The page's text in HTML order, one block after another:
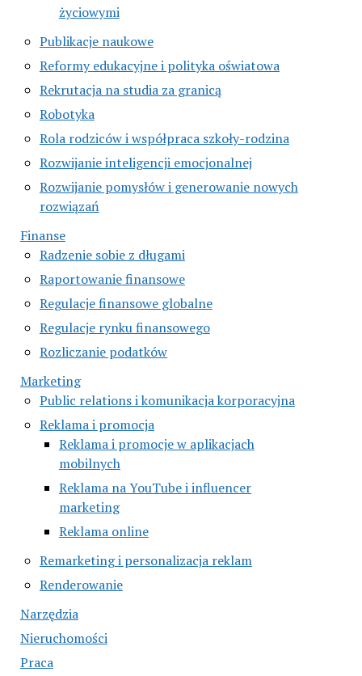
życiowymi
Publikacje naukowe
Reformy edukacyjne i polityka oświatowa
Rekrutacja na studia za granicą
Robotyka
Rola rodziców i współpraca szkoły-rodzina
Rozwijanie inteligencji emocjonalnej
Rozwijanie pomysłów i generowanie nowych
rozwiązań
Finanse
Radzenie sobie z długami
Raportowanie finansowe
Regulacje finansowe globalne
Regulacje rynku finansowego
Rozliczanie podatków
Marketing
Public relations i komunikacja korporacyjna
Reklama i promocja
Reklama i promocje w aplikacjach
mobilnych
Reklama na YouTube i influencer
marketing
Reklama online
Remarketing i personalizacja reklam
Renderowanie
Narzędzia
Nieruchomości
Praca